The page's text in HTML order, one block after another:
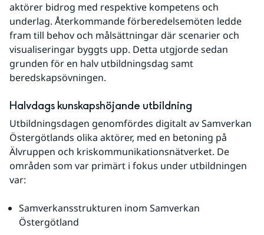
aktörer bidrog med respektive kompetens och
underlag. Återkommande förberedelsemöten ledde
fram till behov och målsättningar där scenarier och
visualiseringar byggts upp. Detta utgjorde sedan
grunden för en halv utbildningsdag samt
beredskapsövningen.
Halvdags kunskapshöjande utbildning
Utbildningsdagen genomfördes digitalt av Samverkan
Östergötlands olika aktörer, med en betoning på
Älvruppen och kriskommunikationsnätverket. De
områden som var primärt i fokus under utbildningen
var:
Samverkansstrukturen inom Samverkan
Östergötland